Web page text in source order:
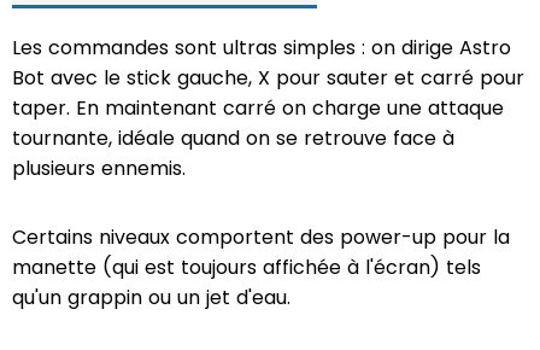
Les commandes sont ultras simples : on dirige Astro
Bot avec le stick gauche, X pour sauter et carré pour
taper. En maintenant carré on charge une attaque
tournante, idéale quand on se retrouve face à
plusieurs ennemis.
Certains niveaux comportent des power-up pour la
manette (qui est toujours affichée à l'écran) tels
qu'un grappin ou un jet d'eau.